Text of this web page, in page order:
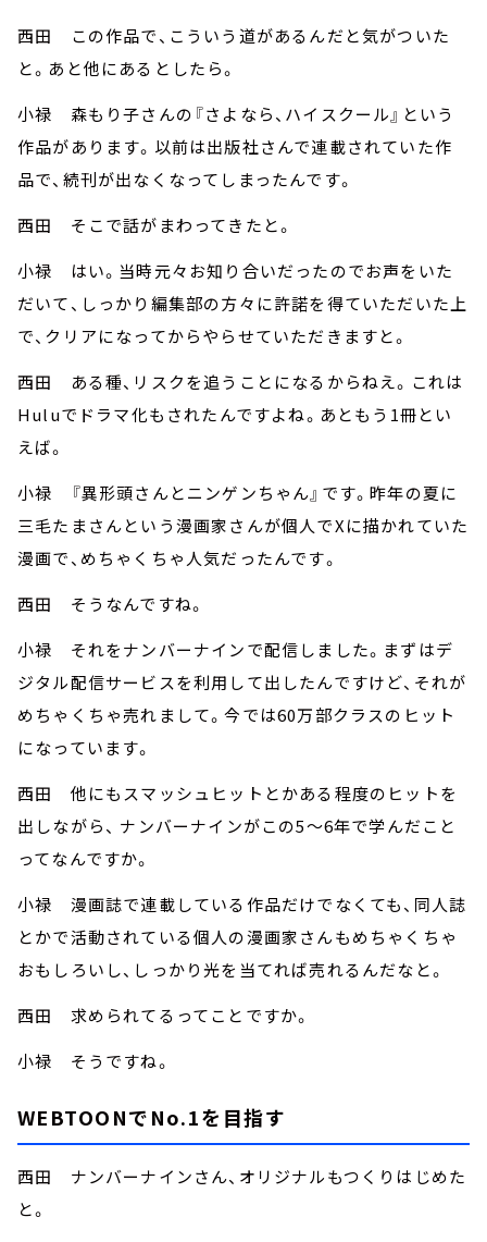
西田 この作品で、こういう道があるんだと気がついた
と。あと他にあるとしたら。
小禄 森もり子さんの『さよなら、ハイスクール』という
作品があります。以前は出版社さんで連載されていた作
品で、続刊が出なくなってしまったんです。
西田 そこで話がまわってきたと。
小禄 はい。当時元々お知り合いだったのでお声をいた
だいて、しっかり編集部の方々に許諾を得ていただいた上
で、クリアになってからやらせていただきますと。
西田 ある種、リスクを追うことになるからねえ。これは
Huluでドラマ化もされたんですよね。あともう1冊とい
えば。
小禄 『異形頭さんとニンゲンちゃん』です。昨年の夏に
三毛たまさんという漫画家さんが個人でXに描かれていた
漫画で、めちゃくちゃ人気だったんです。
西田 そうなんですね。
小禄 それをナンバーナインで配信しました。まずはデ
ジタル配信サービスを利用して出したんですけど、それが
めちゃくちゃ売れまして。今では60万部クラスのヒット
になっています。
西田 他にもスマッシュヒットとかある程度のヒットを
出しながら、 ナンバーナインがこの5～6年で学んだこと
ってなんですか。
小禄 漫画誌で連載している作品だけでなくても、同人誌
とかで活動されている個人の漫画家さんもめちゃくちゃ
おもしろいし、しっかり光を当てれば売れるんだなと。
西田 求められてるってことですか。
小禄 そうですね。
WEBTOONでNo.1を目指す
西田 ナンバーナインさん、オリジナルもつくりはじめた
と。